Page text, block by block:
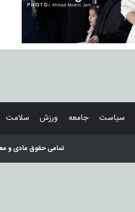
سیاست جامعه ورزش سلامت
تمامی حقوق مادی و